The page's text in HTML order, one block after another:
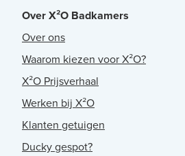
Over X²O Badkamers
Over ons
Waarom kiezen voor X²O?
X²O Prijsverhaal
Werken bij X²O
Klanten getuigen
Ducky gespot?